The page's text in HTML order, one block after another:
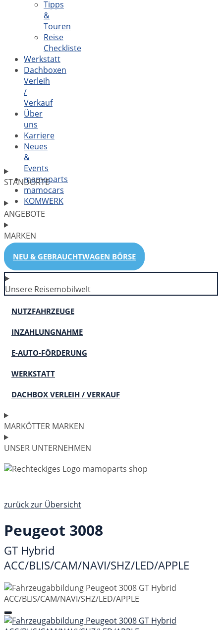
Tipps
&
Touren
Reise
Checkliste
Werkstatt
Dachboxen
Verleih
/
Verkauf
Über
uns
Karriere
Neues
&
Events
mamoparts
mamocars
KOMWERK
STANDORTE
ANGEBOTE
MARKEN
NEU & GEBRAUCHTWAGEN BÖRSE
Unsere Reisemobilwelt
NUTZFAHRZEUGE
INZAHLUNGNAHME
E-AUTO-FÖRDERUNG
WERKSTATT
DACHBOX VERLEIH / VERKAUF
MARKÖTTER MARKEN
UNSER UNTERNEHMEN
zurück zur Übersicht
Peugeot 3008
GT Hybrid
ACC/BLIS/CAM/NAVI/SHZ/LED/APPLE